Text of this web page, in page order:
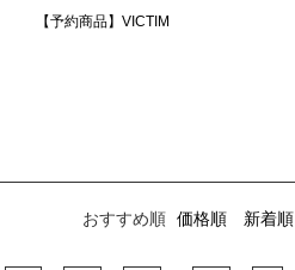
【予約商品】VICTIM
おすすめ順 価格順 新着順